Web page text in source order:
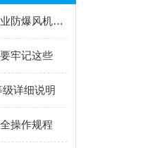
过高的稳定会影响工业防爆风机的使用效果
牢记这些
详细说明
操作规程